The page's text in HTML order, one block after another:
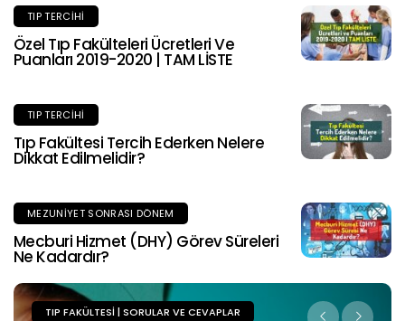
TIP TERCIHI
Özel Tıp Fakülteleri Ücretleri Ve
Puanları 2019-2020 | TAM LİSTE
TIP TERCIHI
Tıp Fakültesi Tercih Ederken Nelere
Dikkat Edilmelidir?
MEZUNIYET SONRASI DÖNEM
Mecburi Hizmet (DHY) Görev Süreleri
Ne Kadardır?
TIP FAKÜLTESI | SORULAR VE CEVAPLAR